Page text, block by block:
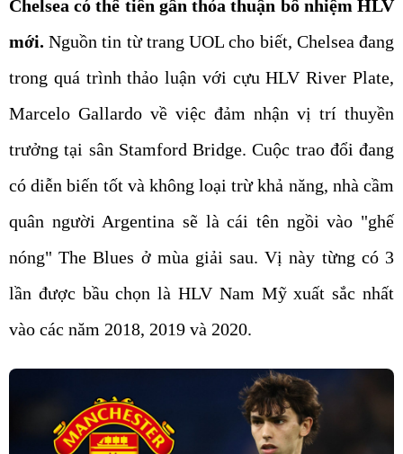
Chelsea có thể tiến gần thỏa thuận bổ nhiệm HLV
mới. Nguồn tin từ trang UOL cho biết, Chelsea đang
trong quá trình thảo luận với cựu HLV River Plate,
Marcelo Gallardo về việc đảm nhận vị trí thuyền
trưởng tại sân Stamford Bridge. Cuộc trao đổi đang
có diễn biến tốt và không loại trừ khả năng, nhà cầm
quân người Argentina sẽ là cái tên ngồi vào "ghế
nóng" The Blues ở mùa giải sau. Vị này từng có 3
lần được bầu chọn là HLV Nam Mỹ xuất sắc nhất
vào các năm 2018, 2019 và 2020.